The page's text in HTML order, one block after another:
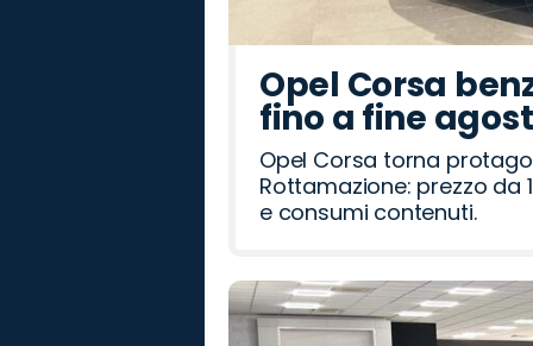
Opel Corsa
fino a fine
Opel Corsa torna
Rottamazione: prezzo da
e consumi contenuti.